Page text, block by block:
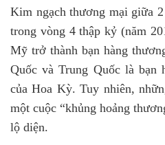
Kim ngạch thương mại giữa
trong vòng 4 thập kỷ (năm
Mỹ trở thành bạn hàng
Quốc và Trung Quốc là bạn
của Hoa Kỳ. Tuy nhiên,
một cuộc “khủng hoảng
lộ diện.